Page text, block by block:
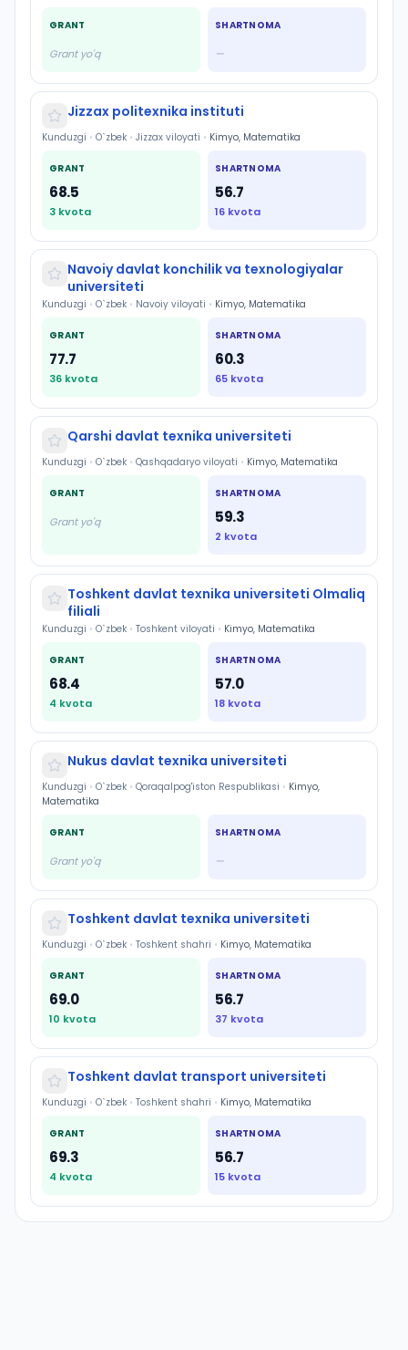
GRANT
Grant yo'q
SHARTNOMA
—
Jizzax politexnika instituti
Kunduzgi • O`zbek • Jizzax viloyati • Kimyo, Matematika
GRANT
68.5
3 kvota
SHARTNOMA
56.7
16 kvota
Navoiy davlat konchilik va texnologiyalar
universiteti
Kunduzgi • O`zbek • Navoiy viloyati • Kimyo, Matematika
GRANT
77.7
36 kvota
SHARTNOMA
60.3
65 kvota
Qarshi davlat texnika universiteti
Kunduzgi • O`zbek • Qashqadaryo viloyati • Kimyo, Matematika
GRANT
Grant yo'q
SHARTNOMA
59.3
2 kvota
Toshkent davlat texnika universiteti Olmaliq
filiali
Kunduzgi • O`zbek • Toshkent viloyati • Kimyo, Matematika
GRANT
68.4
4 kvota
SHARTNOMA
57.0
18 kvota
Nukus davlat texnika universiteti
Kunduzgi • O`zbek • Qoraqalpog'iston Respublikasi • Kimyo,
Matematika
GRANT
Grant yo'q
SHARTNOMA
—
Toshkent davlat texnika universiteti
Kunduzgi • O`zbek • Toshkent shahri • Kimyo, Matematika
GRANT
69.0
10 kvota
SHARTNOMA
56.7
37 kvota
Toshkent davlat transport universiteti
Kunduzgi • O`zbek • Toshkent shahri • Kimyo, Matematika
GRANT
69.3
4 kvota
SHARTNOMA
56.7
15 kvota